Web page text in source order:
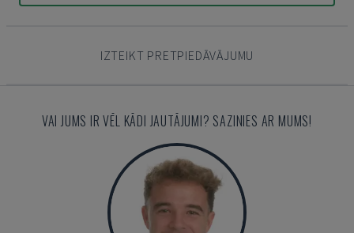
IZTEIKT PRETPIEDĀVĀJUMU
VAI JUMS IR VĒL KĀDI JAUTĀJUMI? SAZINIES AR MUMS!